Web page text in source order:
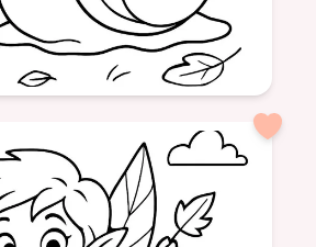
nature couleurs animaux